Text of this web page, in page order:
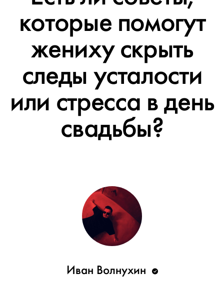
которые помогут
жениху скрыть
следы усталости
или стресса в день
свадьбы?
Иван Волнухин